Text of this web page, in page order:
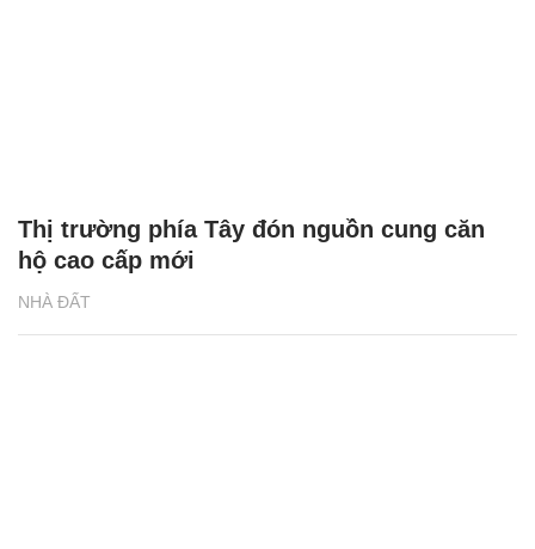
NHÀ ĐẤT
Thị trường phía Tây đón nguồn cung căn
hộ cao cấp mới